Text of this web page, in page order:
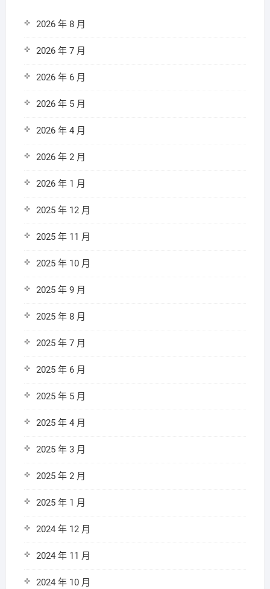
2026 年 8 月
2026 年 7 月
2026 年 6 月
2026 年 5 月
2026 年 4 月
2026 年 2 月
2026 年 1 月
2025 年 12 月
2025 年 11 月
2025 年 10 月
2025 年 9 月
2025 年 8 月
2025 年 7 月
2025 年 6 月
2025 年 5 月
2025 年 4 月
2025 年 3 月
2025 年 2 月
2025 年 1 月
2024 年 12 月
2024 年 11 月
2024 年 10 月